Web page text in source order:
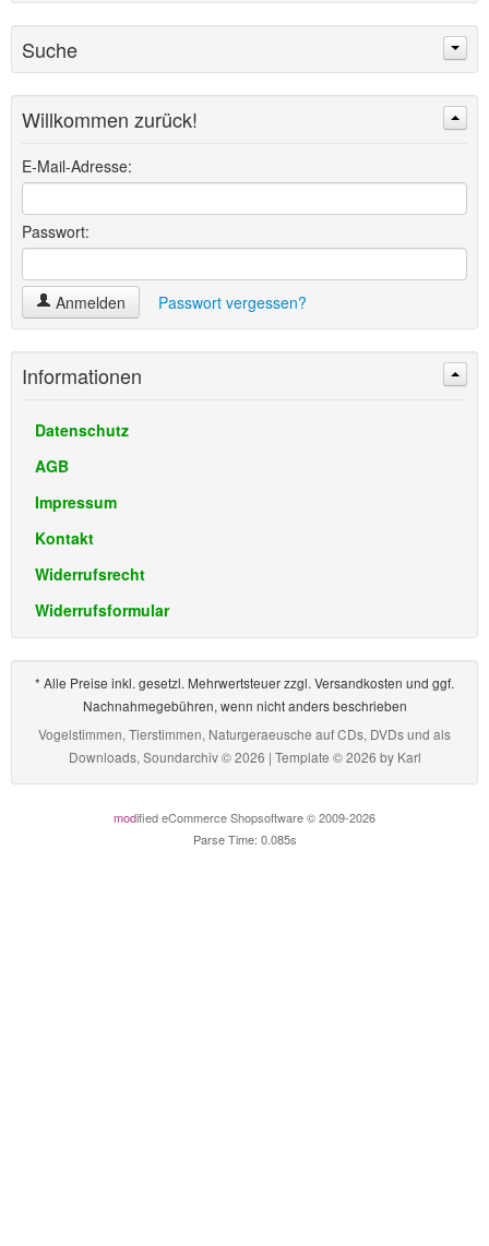
Suche
Willkommen zurück!
E-Mail-Adresse:
Passwort:
Anmelden Passwort vergessen?
Informationen
Datenschutz
AGB
Impressum
Kontakt
Widerrufsrecht
Widerrufsformular
* Alle Preise inkl. gesetzl. Mehrwertsteuer zzgl. Versandkosten und ggf.
Nachnahmegebühren, wenn nicht anders beschrieben
Vogelstimmen, Tierstimmen, Naturgeraeusche auf CDs, DVDs und als
Downloads, Soundarchiv © 2026 | Template © 2026 by Karl
modified eCommerce Shopsoftware © 2009-2026
Parse Time: 0.085s